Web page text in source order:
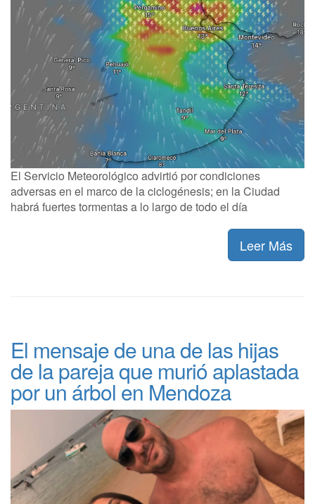
El Servicio Meteorológico advirtió por condiciones
adversas en el marco de la ciclogénesis; en la Ciudad
habrá fuertes tormentas a lo largo de todo el día
Leer Más
El mensaje de una de las hijas
de la pareja que murió aplastada
por un árbol en Mendoza